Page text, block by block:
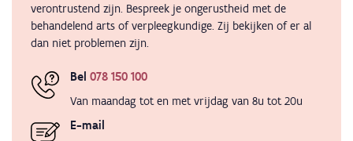
verontrustend zijn. Bespreek je ongerustheid met de
behandelend arts of verpleegkundige. Zij bekijken of er al
dan niet problemen zijn.
Bel 078 150 100
Van maandag tot en met vrijdag van 8u tot 20u
E-mail